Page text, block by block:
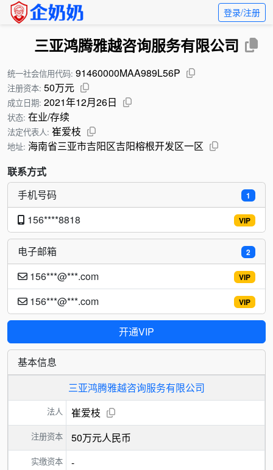
登录/注册
三亚鸿腾雅越咨询服务有限公司
统一社会信用代码: 91460000MAA989L56P
注册资本: 50万元
成立日期: 2021年12月26日
状态: 在业/存续
法定代表人: 崔爱枝
地址: 海南省三亚市吉阳区吉阳榕根开发区一区
联系方式
1
手机号码
VIP
156****8818
2
电子邮箱
VIP
156***@***.com
VIP
156***@***.com
开通VIP
基本信息
三亚鸿腾雅越咨询服务有限公司
法人 崔爱枝
注册资本 50万元人民币
实缴资本 -